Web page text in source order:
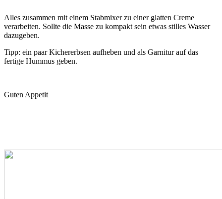
Alles zusammen mit einem Stabmixer zu einer glatten Creme
verarbeiten. Sollte die Masse zu kompakt sein etwas stilles Wasser
dazugeben.
Tipp: ein paar Kichererbsen aufheben und als Garnitur auf das
fertige Hummus geben.
Guten Appetit